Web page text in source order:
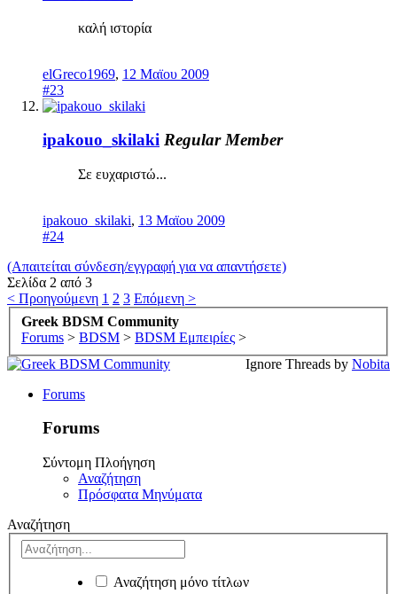
καλή ιστορία
elGreco1969, 12 Μαϊου 2009
#23
ipakouo_skilaki Regular Member
Σε ευχαριστώ...
ipakouo_skilaki, 13 Μαϊου 2009
#24
(Απαιτείται σύνδεση/εγγραφή για να απαντήσετε)
Σελίδα 2 από 3
< Προηγούμενη 1 2 3 Επόμενη >
Greek BDSM Community
Forums > BDSM > BDSM Εμπειρίες >
Ignore Threads by Nobita
Forums
Forums
Σύντομη Πλοήγηση
Αναζήτηση
Πρόσφατα Μηνύματα
Αναζήτηση
Αναζήτηση μόνο τίτλων